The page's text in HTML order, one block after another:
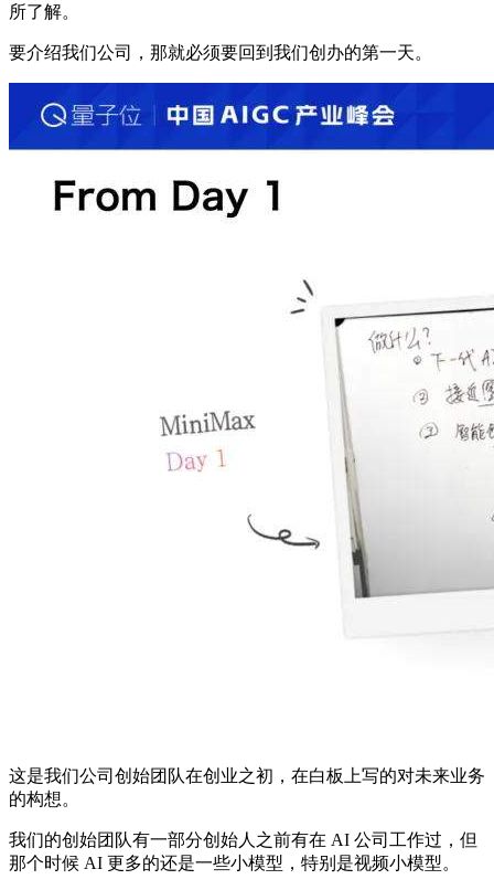
所了解。
要介绍我们公司，那就必须要回到我们创办的第一天。
这是我们公司创始团队在创业之初，在白板上写的对未来业务
的构想。
我们的创始团队有一部分创始人之前有在 AI 公司工作过，但
那个时候 AI 更多的还是一些小模型，特别是视频小模型。